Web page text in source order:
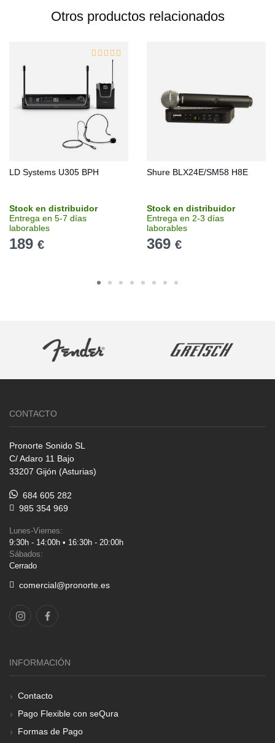
Otros productos relacionados
LD Systems U305 BPH
Stock en distribuidor
Entrega en 5-7 días
laborables
189 €
Shure BLX24E/SM58 H8E
Stock en distribuidor
Entrega en 2-3 días
laborables
369 €
CONTACTO
Pronorte Sonido SL
C/ Adaro 11 Bajo
33207 Gijón (Asturias)
684 605 282
985 354 969
Lunes-Viernes:
9:30h - 14:00h • 16:30h - 20:00h
Sábados:
Cerrado
comercial@pronorte.es
INFORMACIÓN
Contacto
Pago Flexible con seQura
Formas de Pago